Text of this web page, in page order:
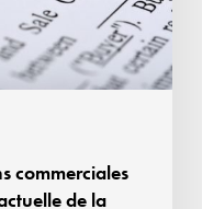
commerciales
de la